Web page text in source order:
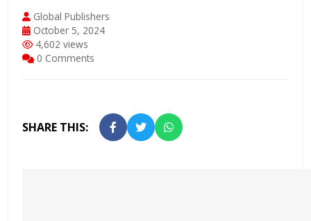
Global Publishers
October 5, 2024
4,602 views
0 Comments
SHARE THIS: